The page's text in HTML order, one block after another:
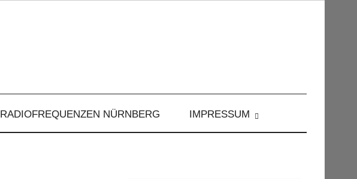
RADIOFREQUENZEN NÜRNBERG IMPRESSUM